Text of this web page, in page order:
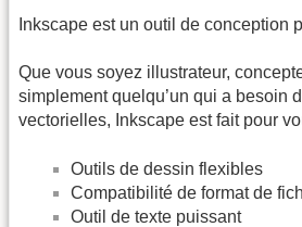
Inkscape est un outil de conception
Que vous soyez illustrateur,
simplement quelqu’un qui a besoin
vectorielles, Inkscape est fait pour
Outils de dessin flexibles
Compatibilité de format de
Outil de texte puissant